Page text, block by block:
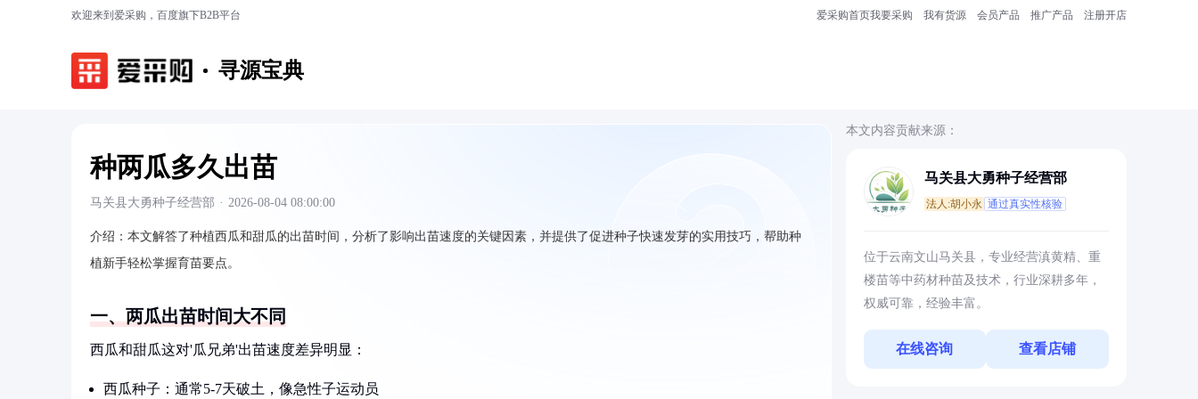
欢迎来到爱采购，百度旗下B2B平台 爱采购首页我要采购 我有货源 会员产品 推广产品 注册开店
寻源宝典
种两瓜多久出苗
马关县大勇种子经营部 · 2026-08-04 08:00:00
介绍： 本文解答了种植西瓜和甜瓜的出苗时间，分析了影响出苗速度的关键因素，并提供了促进种子快速发芽的实用技巧，帮助种
植新手轻松掌握育苗要点。
一、两瓜出苗时间大不同
西瓜和甜瓜这对'瓜兄弟'出苗速度差异明显：
西瓜种子：通常5-7天破土，像急性子运动员
本文内容贡献来源：
马关县大勇种子经营部
法人:胡小永 通过真实性核验
位于云南文山马关县，专业经营滇黄精、重
楼苗等中药材种苗及技术，行业深耕多年，
权威可靠，经验丰富。
在线咨询 查看店铺